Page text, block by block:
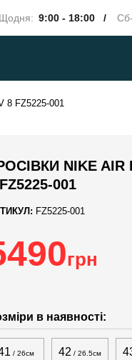
Щодня: 9:00 - 18:00 /
8 FZ5225-001
NIKE AIR
001
FZ5225-001
грн
в наявності:
/ 26см 42 / 26.5см